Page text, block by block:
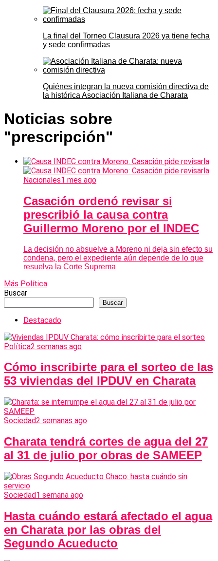
La final del Torneo Clausura 2026 ya tiene fecha
y sede confirmadas
Quiénes integran la nueva comisión directiva de
la histórica Asociación Italiana de Charata
Noticias sobre
"prescripción"
Nacionales1 mes ago
Casación ordenó revisar si
prescribió la causa contra
Guillermo Moreno por el INDEC
La decisión no absuelve a Moreno ni deja sin efecto su
condena, pero el expediente aún depende de lo que
resuelva la Corte Suprema
Más Política
Buscar
Buscar
Destacado
Política2 semanas ago
Cómo inscribirte para el sorteo de las
53 viviendas del IPDUV en Charata
Sociedad2 semanas ago
Charata tendrá cortes de agua del 27
al 31 de julio por obras de SAMEEP
Sociedad1 semana ago
Hasta cuándo estará afectado el agua
en Charata por las obras del
Segundo Acueducto